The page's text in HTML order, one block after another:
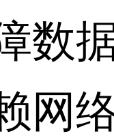
数
网